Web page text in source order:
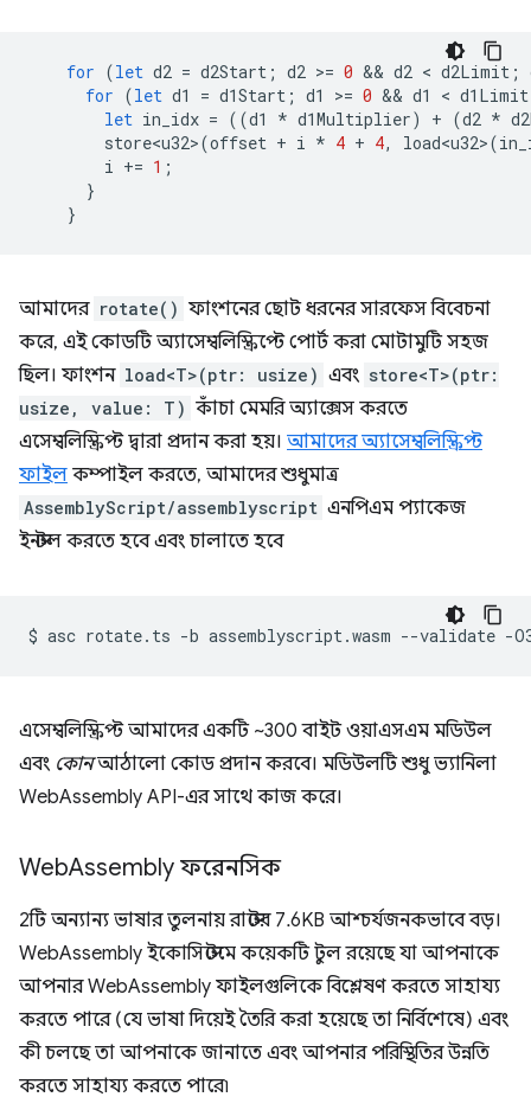
for (let d2 = d2Start ; d2 >= 0 && d2 < d2Limit ;
for (let d1 = d1Start ; d1 >= 0 && d1 < d1Limit
let in_idx = ((d1 * d1Multiplier) + (d2 *
store<u32>(offset + i * 4 + 4, load<u32>(
i += 1 ;
}
}
আমাদের rotate() ফাংশনের ছোট ধরনের সারফেস বিবেচনা
করে, এই কোডটি অ্যাসেম্বলিস্ক্রিপ্টে পোর্ট করা মোটামুটি সহজ
ছিল। ফাংশন load<T>(ptr: usize) এবং store<T>(ptr:
usize, value: T) কাঁচা মেমরি অ্যাক্সেস করতে
এসেম্বলিস্ক্রিপ্ট দ্বারা প্রদান করা হয়। আমাদের অ্যাসেম্বলিস্ক্রিপ্ট
ফাইল কম্পাইল করতে, আমাদের শুধুমাত্র
AssemblyScript/assemblyscript এনপিএম প্যাকেজ
ইনস্টল করতে হবে এবং চালাতে হবে
$ asc rotate.ts -b assemblyscript.wasm --validate
এসেম্বলিস্ক্রিপ্ট আমাদের একটি ~300 বাইট ওয়াএসএম মডিউল
এবং কোনআঠালো কোড প্রদান করবে। মডিউলটি শুধু ভ্যানিলা
WebAssembly API-এর সাথে কাজ করে।
WebAssembly ফরেনসিক
2টি অন্যান্য ভাষার তুলনায় রাস্টের 7.6KB আশ্চর্যজনকভাবে বড়।
WebAssembly ইকোসিস্টেমে কয়েকটি টুল রয়েছে যা আপনাকে
আপনার WebAssembly ফাইলগুলিকে বিশ্লেষণ করতে সাহায্য
করতে পারে (যে ভাষা দিয়েই তৈরি করা হয়েছে তা নির্বিশেষে) এবং
কী চলছে তা আপনাকে জানাতে এবং আপনার পরিস্থিতির উন্নতি
করতে সাহায্য করতে পারে৷